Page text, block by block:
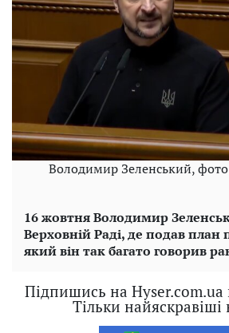
Володимир Зеленський,
16 жовтня Володимир
Верховній Раді, де подав план
який він так багато говорив
Підпишись на Hyser.com.ua
Тільки